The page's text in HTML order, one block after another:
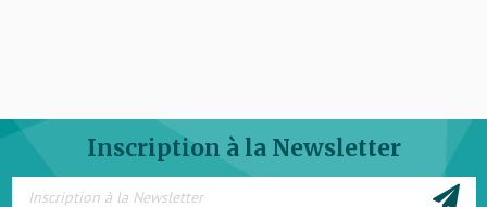
Inscription à la Newsletter